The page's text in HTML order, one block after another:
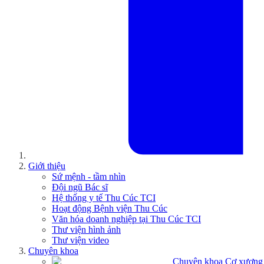
Giới thiệu
Sứ mệnh - tầm nhìn
Đội ngũ Bác sĩ
Hệ thống y tế Thu Cúc TCI
Hoạt động Bệnh viện Thu Cúc
Văn hóa doanh nghiệp tại Thu Cúc TCI
Thư viện hình ảnh
Thư viện video
Chuyên khoa
Chuyên khoa Cơ